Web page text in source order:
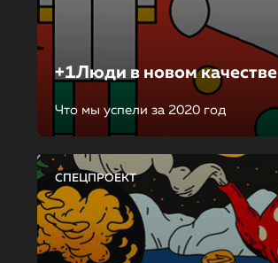
+1Люди в новом качестве
Что мы успели за 2020 год
СПЕЦПРОЕКТ